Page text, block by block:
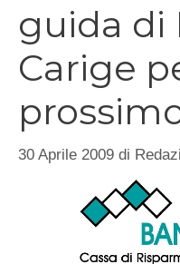
guida di
Carige
30 Aprile 2009 di